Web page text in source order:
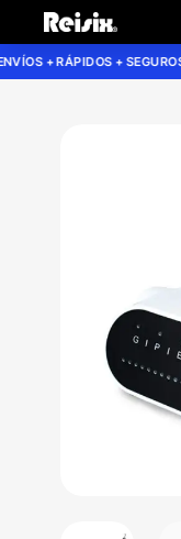
+ RÁPIDOS + SEGUROS